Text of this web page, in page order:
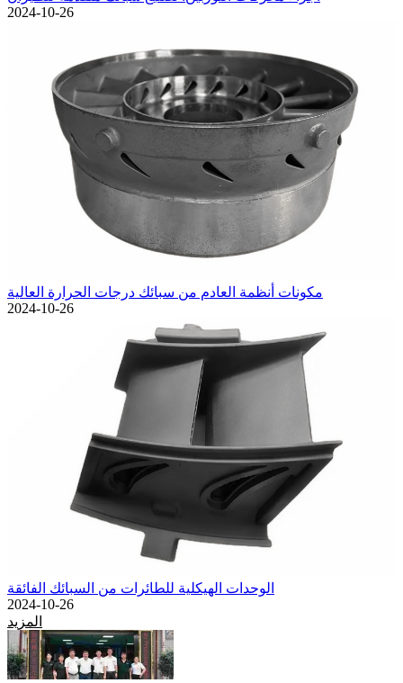
2024-10-26
مكونات أنظمة العادم من سبائك درجات الحرارة العالية
2024-10-26
الوحدات الهيكلية للطائرات من السبائك الفائقة
2024-10-26
المزيد